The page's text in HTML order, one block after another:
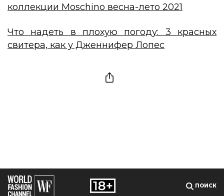
коллекции Moschino весна-лето 2021
Что надеть в плохую погоду: 3 красных
свитера, как у Дженнифер Лопес
ПОИСК